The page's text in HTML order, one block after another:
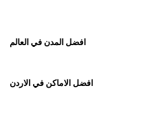
افضل المدن في العالم
افضل الاماكن في الاردن